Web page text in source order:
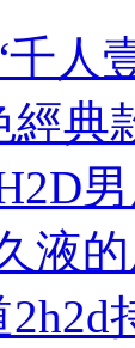
千人
經典
液